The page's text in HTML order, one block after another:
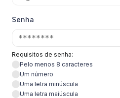
Senha
Requisitos de senha:
Pelo menos 8 caracteres
Um número
Uma letra minúscula
Uma letra maiúscula